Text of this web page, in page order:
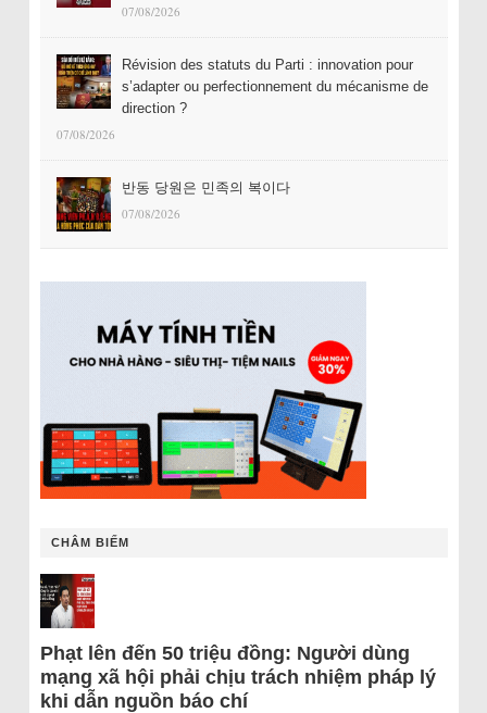
07/08/2026
Révision des statuts du Parti : innovation pour
s’adapter ou perfectionnement du mécanisme de
direction ?
07/08/2026
반동 당원은 민족의 복이다
07/08/2026
CHÂM BIẾM
Phạt lên đến 50 triệu đồng: Người dùng
mạng xã hội phải chịu trách nhiệm pháp lý
khi dẫn nguồn báo chí